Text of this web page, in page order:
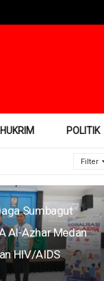
Filter
Sumbagut
Al-Azhar Medan
HIV/AIDS
HUKRIM POLITIK